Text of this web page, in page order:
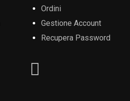
Ordini
Gestione Account
Recupera Password